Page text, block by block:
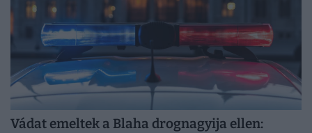
Vádat emeltek a Blaha drognagyija ellen: